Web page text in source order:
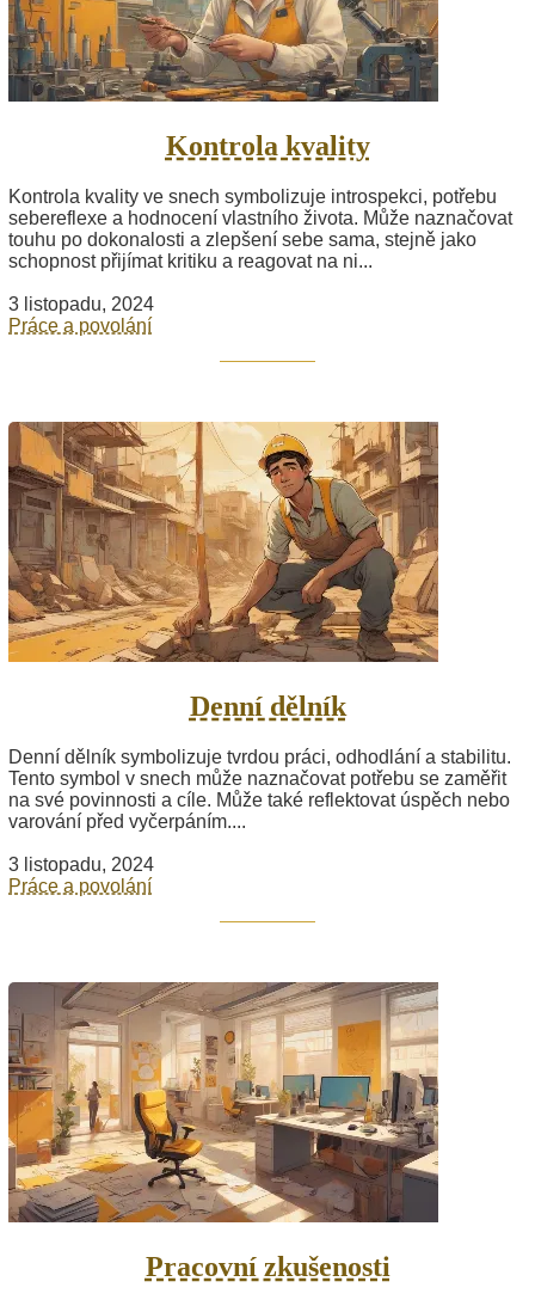
Kontrola kvality
Kontrola kvality ve snech symbolizuje introspekci, potřebu
sebereflexe a hodnocení vlastního života. Může naznačovat
touhu po dokonalosti a zlepšení sebe sama, stejně jako
schopnost přijímat kritiku a reagovat na ni...
3 listopadu, 2024
Práce a povolání
Denní dělník
Denní dělník symbolizuje tvrdou práci, odhodlání a stabilitu.
Tento symbol v snech může naznačovat potřebu se zaměřit
na své povinnosti a cíle. Může také reflektovat úspěch nebo
varování před vyčerpáním....
3 listopadu, 2024
Práce a povolání
Pracovní zkušenosti